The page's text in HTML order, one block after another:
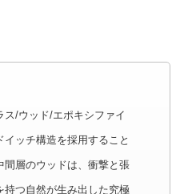
ス/ウッド/エポキシファイ
ッチ構造を採用すること
間層のウッドは、衝撃と張
持つ自然が生み出した究極